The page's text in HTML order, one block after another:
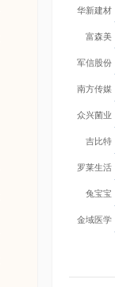
华新建材
富森美
军信股份
南方传媒
众兴菌业
吉比特
罗莱生活
兔宝宝
金域医学